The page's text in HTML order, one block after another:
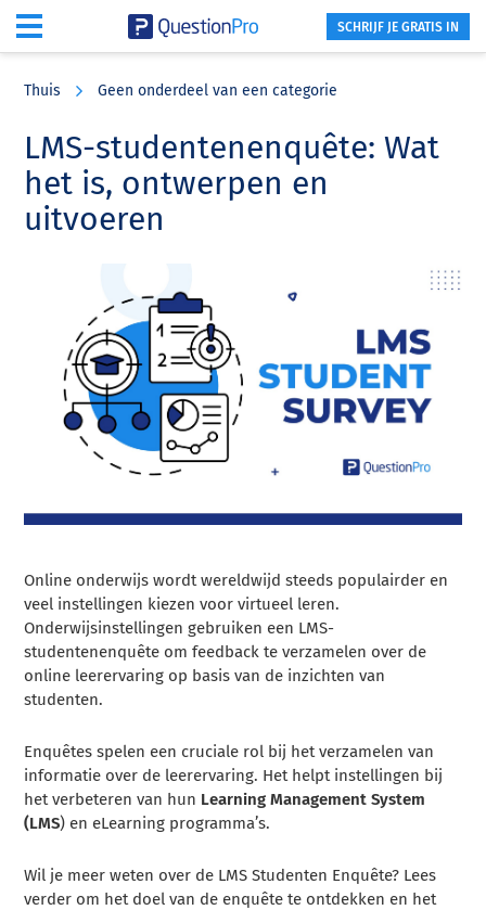
content
sidebar
SCHRIJF JE GRATIS IN
Thuis Geen onderdeel van een categorie
LMS-studentenenquête: Wat
het is, ontwerpen en
uitvoeren
Online onderwijs wordt wereldwijd steeds populairder en
veel instellingen kiezen voor virtueel leren.
Onderwijsinstellingen gebruiken een LMS-
studentenenquête om feedback te verzamelen over de
online leerervaring op basis van de inzichten van
studenten.
Enquêtes spelen een cruciale rol bij het verzamelen van
informatie over de leerervaring. Het helpt instellingen bij
het verbeteren van hun Learning Management System
(LMS) en eLearning programma’s.
Wil je meer weten over de LMS Studenten Enquête? Lees
verder om het doel van de enquête te ontdekken en het